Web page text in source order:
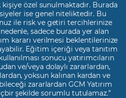
özel sunulmaktadır. Burada
ise genel niteliktedir. Bu
ile risk ve getiri tercihlerinize
sadece burada yer alan
kararı verilmesi beklentilerinize
Eğitim içeriği veya tanıtım
sonucu yatırımcıların
ve/veya dolaylı zararlardan,
yoksun kalınan kardan ve
zararlardan GCM Yatırım
şekilde sorumlu tutulamaz.”